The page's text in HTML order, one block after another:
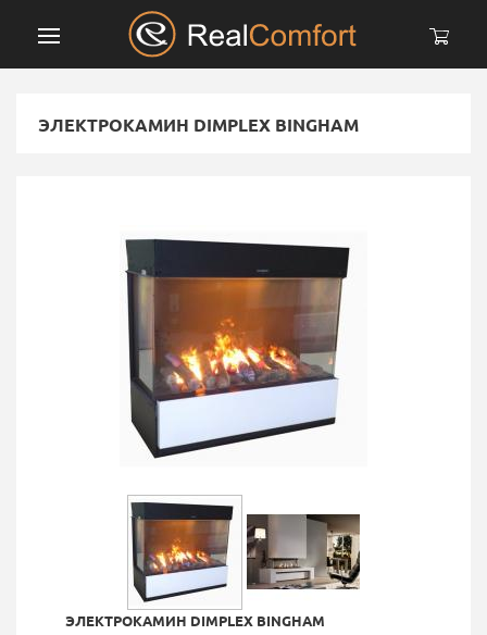
ЭЛЕКТРОКАМИН DIMPLEX BINGHAM
ЭЛЕКТРОКАМИН DIMPLEX BINGHAM